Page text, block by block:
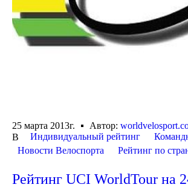
25 марта 2013г. Автор:
В
Индивидуальный рейтинг
Новости Велоспорта
Рейтинг по
Рейтинг UCI WorldTour на